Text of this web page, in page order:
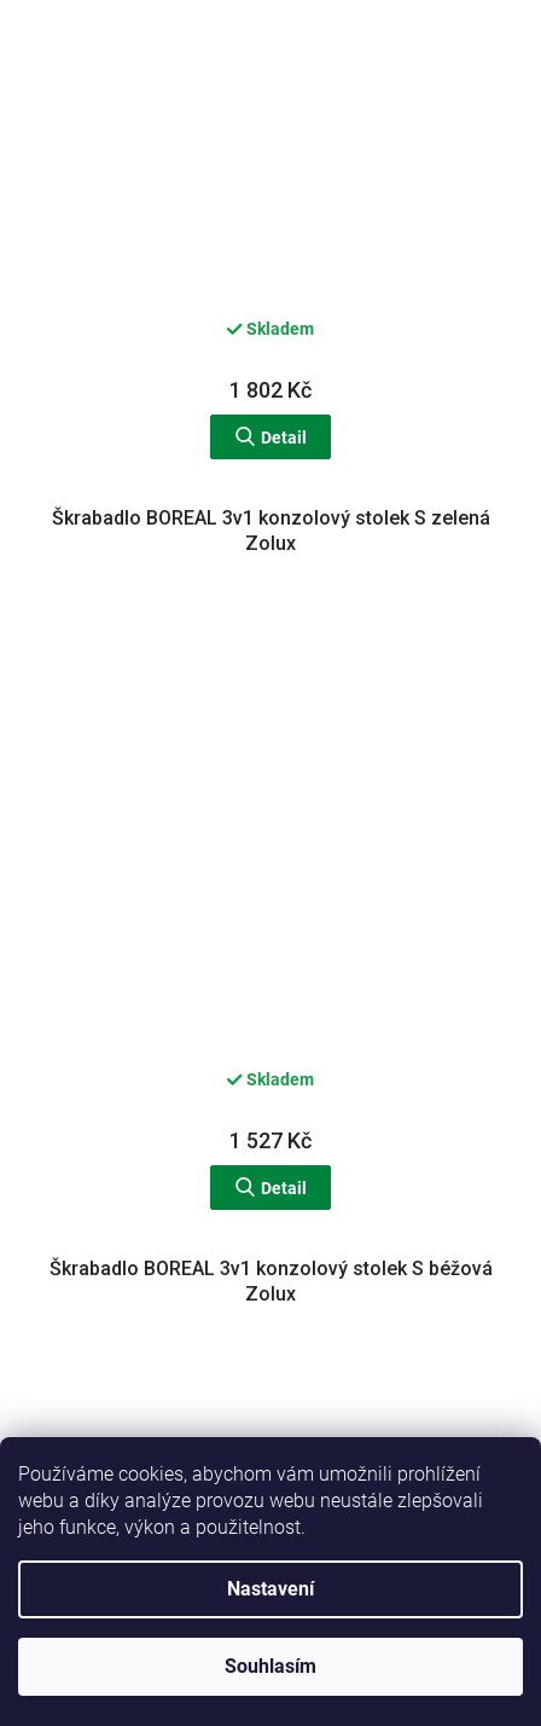
Používáme cookies, abychom vám umožnili prohlížení
webu a díky analýze provozu webu neustále zlepšovali
jeho funkce, výkon a použitelnost.
Nastavení
Souhlasím
Skladem
1 802 Kč
Detail
Škrabadlo BOREAL 3v1 konzolový stolek S zelená
Zolux
Skladem
1 527 Kč
Detail
Škrabadlo BOREAL 3v1 konzolový stolek S béžová
Zolux